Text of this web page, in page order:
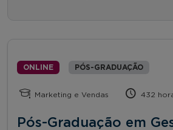
ONLINE PÓS-GRADUAÇÃO
Marketing e Vendas 432
Pós-Graduação em